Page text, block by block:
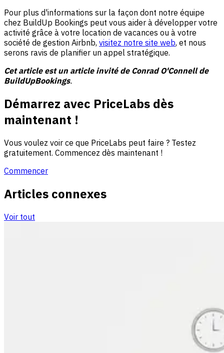
Pour plus d'informations sur la façon dont notre équipe
chez BuildUp Bookings peut vous aider à développer votre
activité grâce à votre location de vacances ou à votre
société de gestion Airbnb, visitez notre site web, et nous
serons ravis de planifier un appel stratégique.
Cet article est un article invité de Conrad O'Connell de
BuildUpBookings.
Démarrez avec PriceLabs dès
maintenant !
Vous voulez voir ce que PriceLabs peut faire ? Testez
gratuitement. Commencez dès maintenant !
Commencer
Articles connexes
Voir tout